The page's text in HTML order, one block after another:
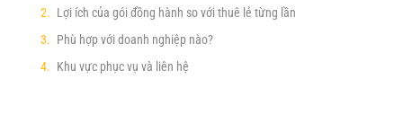
Lợi ích của gói đồng hành so với thuê lẻ từng lần
Phù hợp với doanh nghiệp nào?
Khu vực phục vụ và liên hệ